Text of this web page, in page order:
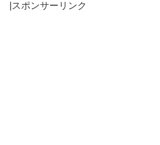
|スポンサーリンク